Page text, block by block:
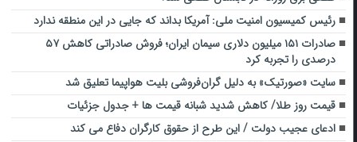
رئیس کمیسیون امنیت ملی: آمریکا بداند که جایی در این منطقه ندارد
صادرات ۱۵۱ میلیون دلاری سیمان ایران؛ فروش صادراتی کاهش ۵۷
درصدی را تجربه کرد
سایت «صورتیک» به دلیل گران‌فروشی بلیت هواپیما تعلیق شد
قیمت روز طلا/ کاهش شدید شبانه قیمت ها + جدول جزئیات
ادعای عجیب دولت / این طرح از حقوق کارگران دفاع می کند